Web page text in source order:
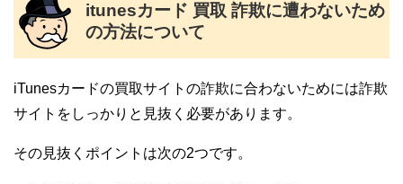
itunesカード 買取 詐欺に遭わないため
の方法について
iTunesカードの買取サイトの詐欺に合わないためには詐欺
サイトをしっかりと見抜く必要があります。
その見抜くポイントは次の2つです。